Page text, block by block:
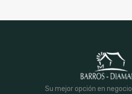
Su mejor opción en